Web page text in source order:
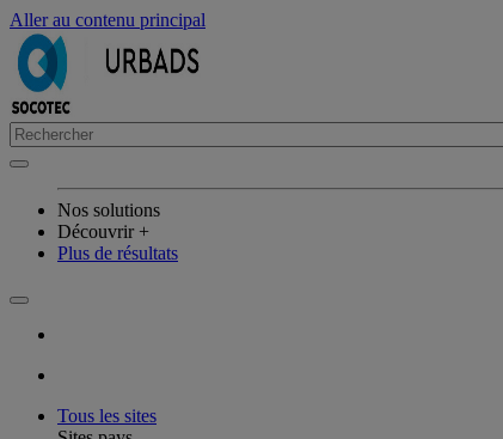
Aller au contenu principal
Nos solutions
Découvrir +
Plus de résultats
Tous les sites